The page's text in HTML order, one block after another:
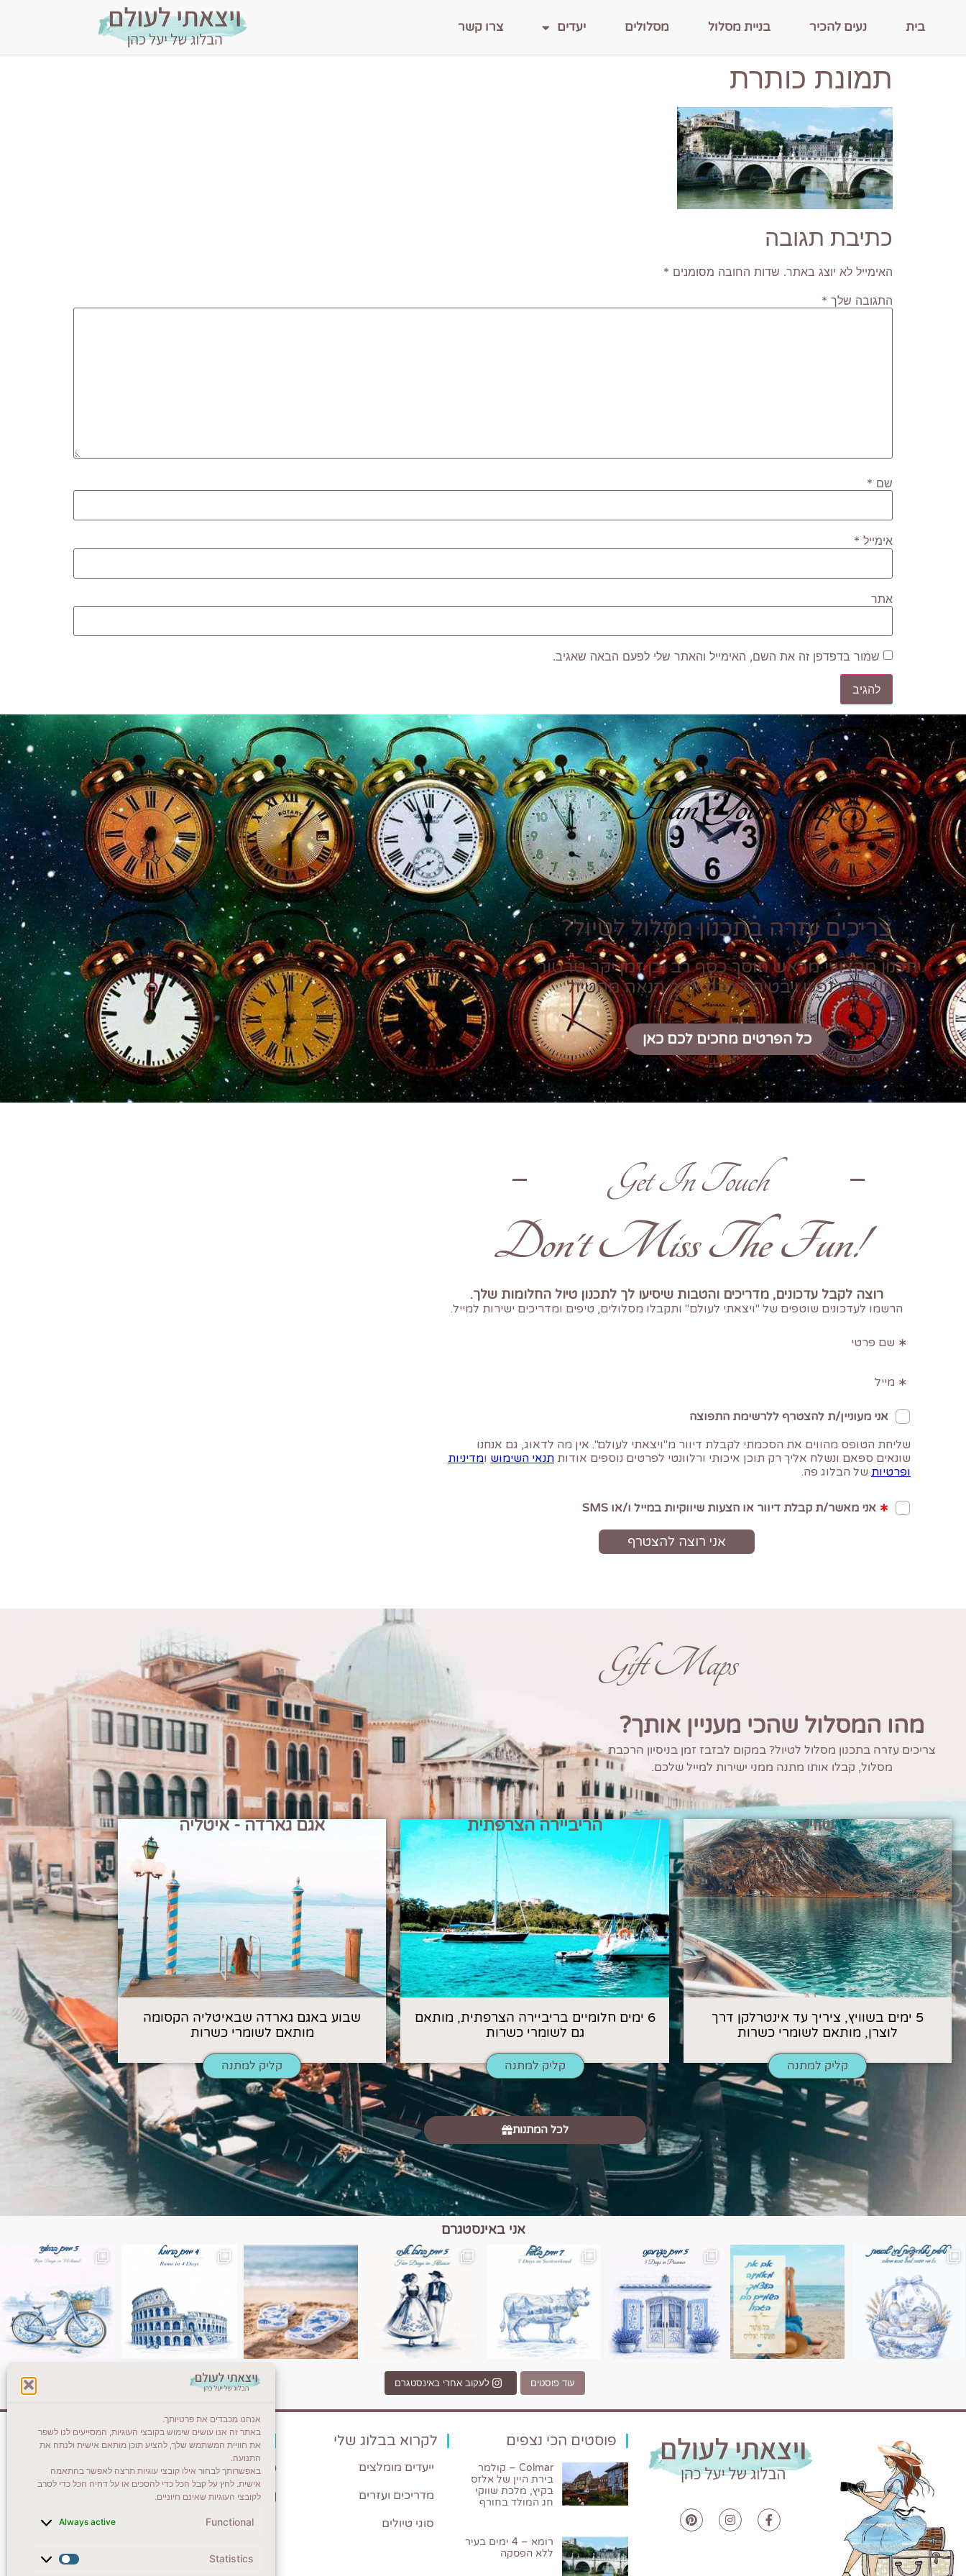
אנחנו מכבדים את פרטיותך.
באתר זה אנו עושים שימוש בקובצי העוגיות, המסייעים לנו לשפר
את חוויית המשתמש שלך, להציע תוכן מותאם אישית ולנתח את
התנועה.
באפשרותך לבחור אילו קובצי עוגיות תרצה לאפשר בהתאמה
אישית. לחץ על קבל הכל כדי להסכים או על דחיה הכל כדי לסרב
לקובצי העוגיות שאינם חיוניים.
Functional
Always active
Statistics
בית נעים להכיר בניית מסלול מסלולים יעדים צרו קשר
תמונת כותרת
כתיבת תגובה
האימייל לא יוצג באתר. שדות החובה מסומנים *
התגובה שלך *
שם *
אימייל *
אתר
שמור בדפדפן זה את השם, האימייל והאתר שלי לפעם הבאה שאגיב.
Plan Your Trip
צריכים עזרה בתכנון מסלול לטיול?
תכנון מקצועי מראש חוסך כסף רב וכן זמן יקר טרטור
ועוגמת נפש ויבטיח הרבה יותר הנאה מהטיול
כל הפרטים מחכים לכם כאן
Get In Touch
!Don't Miss The Fun
Gift Maps
מהו המסלול שהכי מעניין אותך?
צריכים עזרה בתכנון מסלול לטיול? במקום לבזבז זמן בניסיון הרכבת
מסלול, קבלו אותו מתנה ממני ישירות למייל שלכם.
שוויץ
5 ימים בשוויץ, ציריך עד אינטרלקן דרך
לוצרן, מותאם לשומרי כשרות
קליק למתנה
הריביירה הצרפתית
6 ימים חלומיים בריביירה הצרפתית, מותאם
גם לשומרי כשרות
קליק למתנה
אגם גארדה - איטליה
שבוע באגם גארדה שבאיטליה הקסומה
מותאם לשומרי כשרות
קליק למתנה
לכל המתנות
אני באינסטגרם
השמים הם הגבול 💙🩵 טיול בין כפרים, יין ונופים בחבל אלזס צרפת
יש רגע כזה בחופשה שבו הכל נהיה פשוט יותר. החול, הי
יש ערים בעולם שמרגישות כמו מסע בזמן. רומא היא אחתInstagram post 18087423191462101
עוד פוסטים לעקוב אחרי באינסטגרם
פוסטים הכי נצפים
Colmar – קולמר
בירת היין של אלזס
בקיץ, מלכת שווקי
חג המולד בחורף
רומא – 4 ימים בעיר
ללא הפסקה
לקרוא בבלוג שלי
ייעדים מומלצים
מדריכים ועזרים
סוגי טיולים
צרו קשר (לא בשבת)
לשליחת הודעת וואטסאפ
veyatsati.laolam@gmail.com